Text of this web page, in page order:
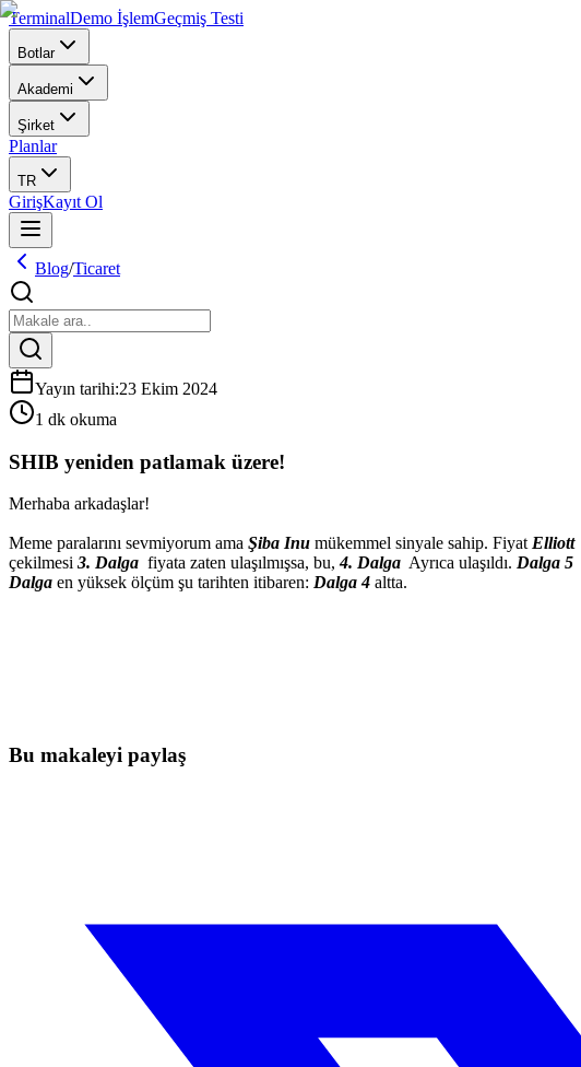
TerminalDemo İşlemGeçmiş Testi
Botlar
Akademi
Şirket
Planlar
TR
GirişKayıt Ol
Blog/Ticaret
Yayın tarihi:23 Ekim 2024
1 dk okuma
SHIB yeniden patlamak üzere!
Merhaba arkadaşlar!
Meme paralarını sevmiyorum ama Şiba Inu mükemmel sinyale sahip. FiyatElliott
çekilmesi 3. Dalga fiyata zaten ulaşılmışsa, bu,4. Dalga Ayrıca ulaşıldı. Dalga 5
Dalga en yüksek ölçüm şu tarihten itibaren: Dalga 4 altta.
Bu makaleyi paylaş